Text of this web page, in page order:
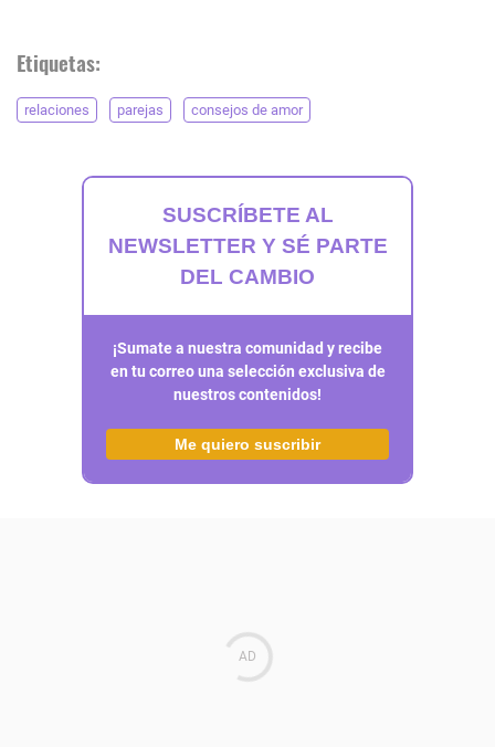
Etiquetas:
relaciones parejas consejos de amor
SUSCRÍBETE AL
NEWSLETTER Y SÉ PARTE
DEL CAMBIO
¡Sumate a nuestra comunidad y recibe
en tu correo una selección exclusiva de
nuestros contenidos!
Me quiero suscribir